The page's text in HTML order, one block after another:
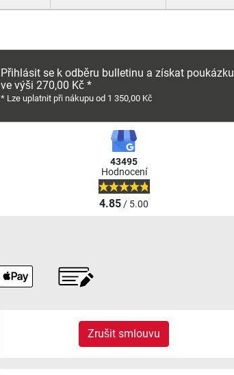
Přihlásit se k odběru bulletinu a získat poukázku
ve výši 270,00 Kč *
* Lze uplatnit při nákupu od 1 350,00 Kč
43495
Hodnocení
4.85/ 5.00
Zrušit smlouvu